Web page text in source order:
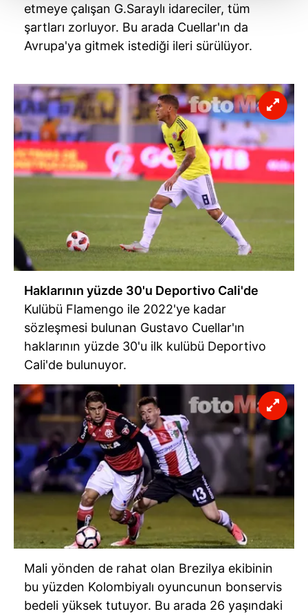
Her halükârda, kullanıcılar, bu çerezlere izin vermedikleri
takdirde, kullanıcılara hedefli reklamlar
gösterilmeyecektir."
Sizlere daha iyi bir hizmet sunabilmek için İnternet
Sitemizde kendimize ve üçüncü kişilere ait çerezler
kullanılmaktadır. Bu çerezler vasıtasıyla çeşitli kişisel
verileriniz işlenmekte olup gerekli olan çerezler bilgi
toplumu hizmetlerinin sunulması amacıyla
kullanılmaktadır. Diğer çerezler, sitemizin daha işlevsel
kılınması ve kişiselleştirilmesi ve sizlere yönelik
reklam/pazarlama faaliyetlerinin yapılması, amaçlarıyla
sınırlı olarak açık rızanız dahilinde kullanılacaktır.
Çerezlere ilişkin tercihlerinizi aşağıda yer alan panel
vasıtasıyla belirleyebilirsiniz. Çerezlere ilişkin detaylı bilgi
Metnimiziziyaret edebilirsiniz.
6698 sayılı Kişisel Verilerin Korunması Kanunu uyarınca
hazırlanmış Aydınlatma Metnimizi okumak ve sitemizde
ilgili mevzuata uygun olarak kullanılan çerezlerle ilgili bilgi
etmeye çalışan G.Saraylı idareciler, tüm
şartları zorluyor. Bu arada Cuellar'ın da
Avrupa'ya gitmek istediği ileri sürülüyor.
Haklarının yüzde 30'u Deportivo Cali'de
Kulübü Flamengo ile 2022'ye kadar
sözleşmesi bulunan Gustavo Cuellar'ın
haklarının yüzde 30'u ilk kulübü Deportivo
Cali'de bulunuyor.
Mali yönden de rahat olan Brezilya ekibinin
bu yüzden Kolombiyalı oyuncunun bonservis
bedeli yüksek tutuyor. Bu arada 26 yaşındaki